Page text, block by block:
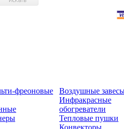
фреоновые
Воздушные
Инфракрасные
обогреватели
Тепловые пушки
Конвекторы